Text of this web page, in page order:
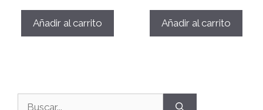
Añadir al carrito Añadir al carrito